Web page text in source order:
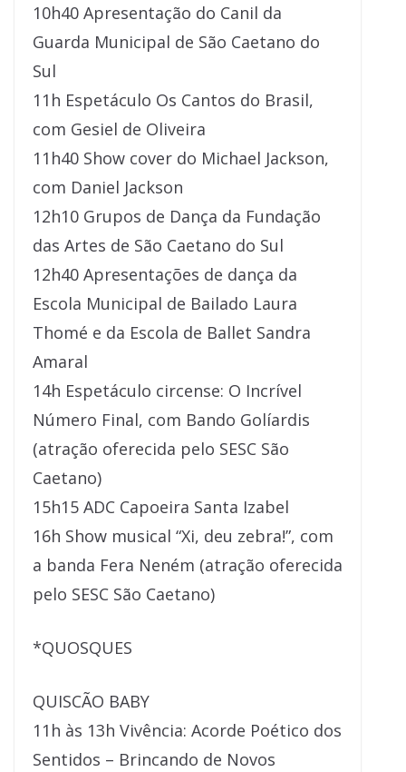
10h40 Apresentação do Canil da
Guarda Municipal de São Caetano do
Sul
11h Espetáculo Os Cantos do Brasil,
com Gesiel de Oliveira
11h40 Show cover do Michael Jackson,
com Daniel Jackson
12h10 Grupos de Dança da Fundação
das Artes de São Caetano do Sul
12h40 Apresentações de dança da
Escola Municipal de Bailado Laura
Thomé e da Escola de Ballet Sandra
Amaral
14h Espetáculo circense: O Incrível
Número Final, com Bando Golíardis
(atração oferecida pelo SESC São
Caetano)
15h15 ADC Capoeira Santa Izabel
16h Show musical “Xi, deu zebra!”, com
a banda Fera Neném (atração oferecida
pelo SESC São Caetano)
*QUOSQUES
QUISCÃO BABY
11h às 13h Vivência: Acorde Poético dos
Sentidos – Brincando de Novos